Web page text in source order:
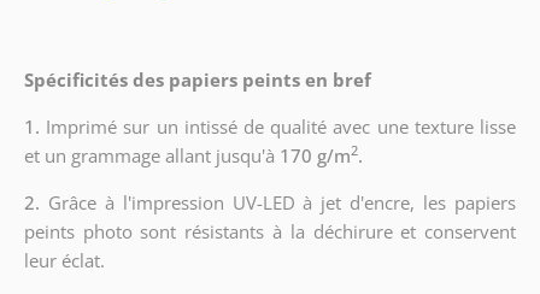
Spécificités des papiers peints en bref
1. Imprimé sur un intissé de qualité avec une texture lisse
et un grammage allant jusqu'à 170 g/m2.
2. Grâce à l'impression UV-LED à jet d'encre, les papiers
peints photo sont résistants à la déchirure et conservent
leur éclat.